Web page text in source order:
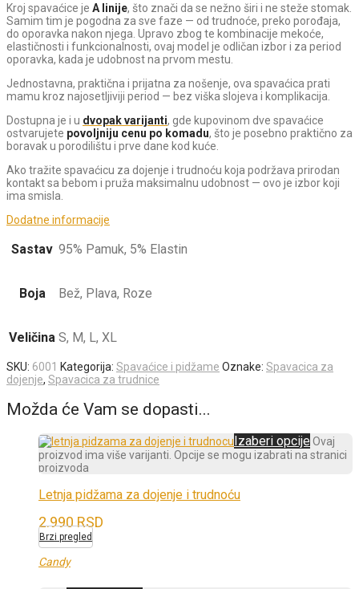
Kroj spavaćice je A linije, što znači da se nežno širi i ne steže stomak.
Samim tim je pogodna za sve faze — od trudnoće, preko porođaja,
do oporavka nakon njega. Upravo zbog te kombinacije mekoće,
elastičnosti i funkcionalnosti, ovaj model je odličan izbor i za period
oporavka, kada je udobnost na prvom mestu.
Jednostavna, praktična i prijatna za nošenje, ova spavaćica prati
mamu kroz najosetljiviji period — bez viška slojeva i komplikacija.
Dostupna je i u dvopak varijanti, gde kupovinom dve spavaćice
ostvarujete povoljniju cenu po komadu, što je posebno praktično za
boravak u porodilištu i prve dane kod kuće.
Ako tražite spavaćicu za dojenje i trudnoću koja podržava prirodan
kontakt sa bebom i pruža maksimalnu udobnost — ovo je izbor koji
ima smisla.
Dodatne informacije
Sastav 95% Pamuk, 5% Elastin
Boja Bež, Plava, Roze
Veličina S, M, L, XL
SKU: 6001 Kategorija: Spavaćice i pidžame Oznake: Spavacica za
dojenje, Spavacica za trudnice
Možda će Vam se dopasti...
Izaberi opcije Ovaj
proizvod ima više varijanti. Opcije se mogu izabrati na stranici
proizvoda
Letnja pidžama za dojenje i trudnoću
2.990RSD
Brzi pregled
Candy